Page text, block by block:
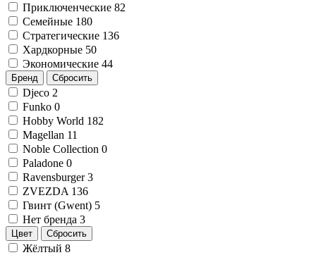
Приключенческие 82
Семейные 180
Стратегические 136
Хардкорные 50
Экономические 44
Бренд Сбросить
Djeco 2
Funko 0
Hobby World 182
Magellan 11
Noble Collection 0
Paladone 0
Ravensburger 3
ZVEZDA 136
Гвинт (Gwent) 5
Нет бренда 3
Цвет Сбросить
Жёлтый 8